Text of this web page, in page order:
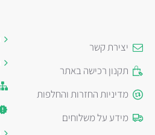
יצירת קשר
תקנון רכישה באתר
מדיניות החזרות והחלפות
מידע על משלוחים